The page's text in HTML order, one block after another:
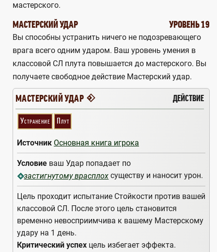
мастерского.
МАСТЕРСКИЙ УДАР УРОВЕНЬ 19
Вы способны устранить ничего не подозревающего
врага всего одним ударом. Ваш уровень умения в
классовой СЛ плута повышается до мастерского. Вы
получаете свободное действие Мастерский удар.
МАСТЕРСКИЙ УДАР 4 ДЕЙСТВИЕ
Устранение Плут
Источник Основная книга игрока
Условие ваш Удар попадает по
застигнутому врасплох существу и наносит урон.
Цель проходит испытание Стойкости против вашей
классовой СЛ. После этого цель становится
временно невосприимчива к вашему Мастерскому
удару на 1 день.
Критический успех цель избегает эффекта.